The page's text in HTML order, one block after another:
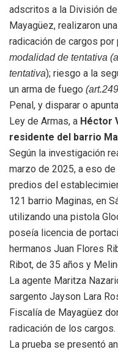
adscritos a la División
Mayagüez, realizaron
radicación de cargos
modalidad de tentativa
tentativa); riesgo a la
un arma de fuego
Penal, y disparar o
Ley de Armas, a Héctor
residente del barrio
Según la investigación
marzo de 2025, a eso
predios del
121 barrio Maginas, en
utilizando una pistola
poseía licencia de
hermanos Juan Flores
Ribot, de 35 años y
La agente Maritza
sargento Jayson Lara
Fiscalía de Mayagüez
radicación de los cargos.
La prueba se presentó